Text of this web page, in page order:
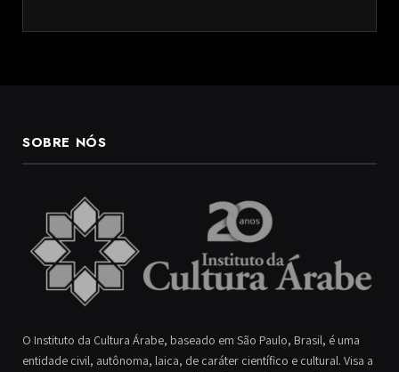
SOBRE NÓS
O Instituto da Cultura Árabe, baseado em São Paulo, Brasil, é uma
entidade civil, autônoma, laica, de caráter científico e cultural. Visa a